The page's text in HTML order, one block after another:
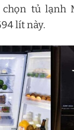
chọn tủ lạnh
lít này.